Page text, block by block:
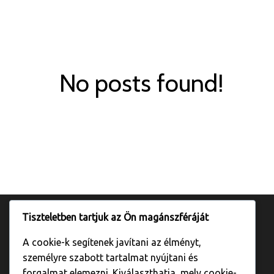
No posts found!
Tiszteletben tartjuk az Ön magánszféráját
A cookie-k segítenek javítani az élményt,
személyre szabott tartalmat nyújtani és